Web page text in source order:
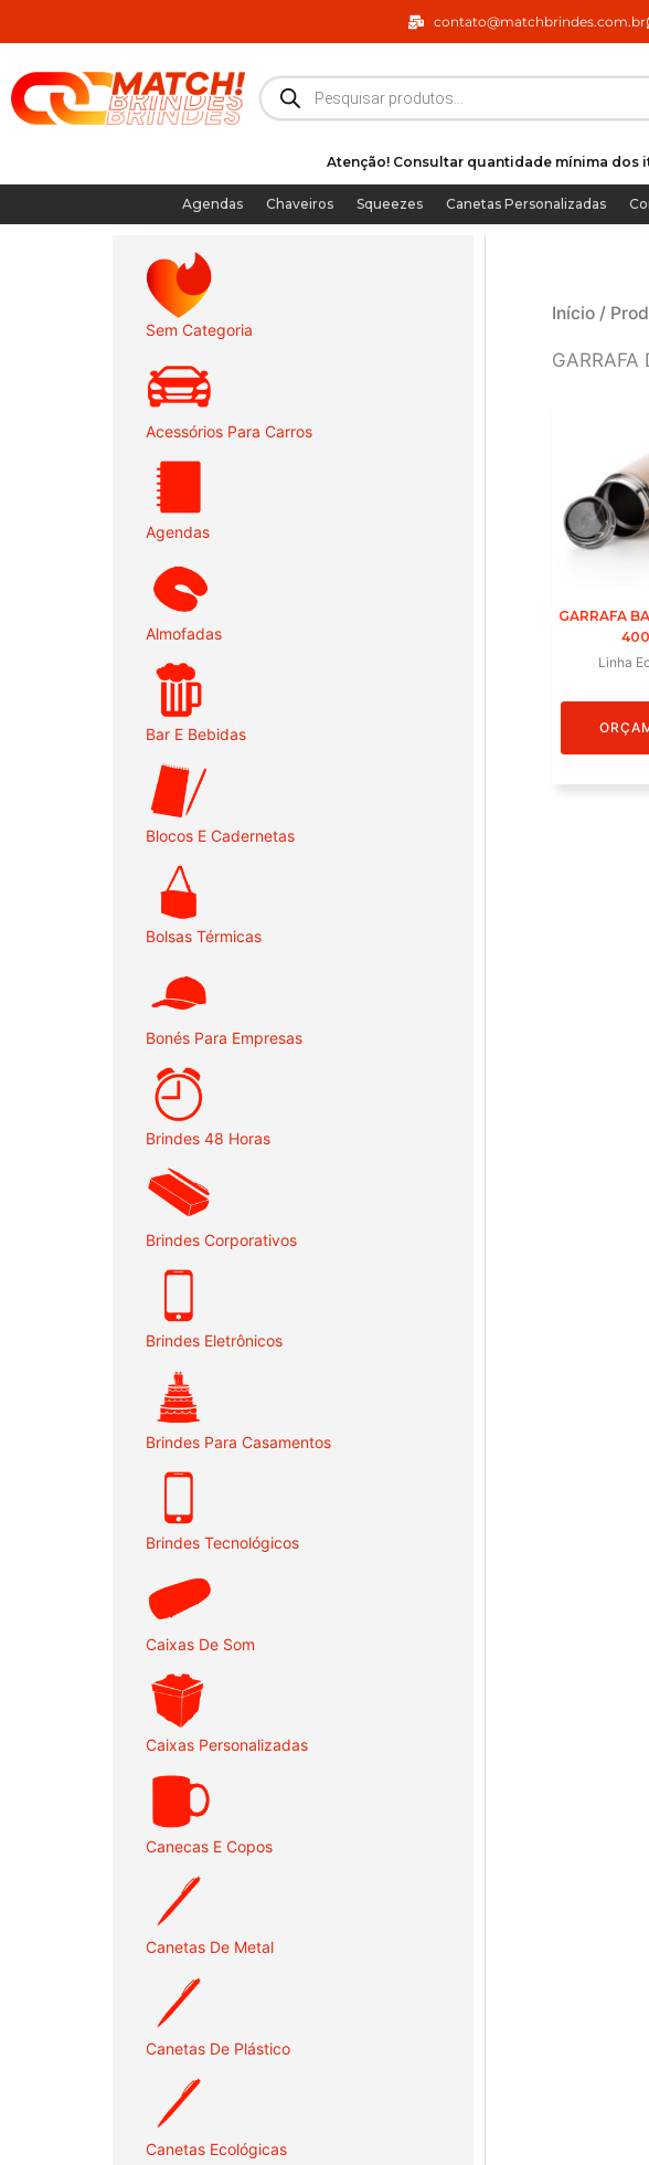
para
conteúdo
contato@matchbrindes.com.br
Pesquisar
produtos
Atenção! Consultar quantidade mínima dos
Agendas Chaveiros Squeezes Canetas Personalizadas
Sem Categoria
Acessórios Para Carros
Agendas
Almofadas
Bar E Bebidas
Blocos E Cadernetas
Bolsas Térmicas
Bonés Para Empresas
Brindes 48 Horas
Brindes Corporativos
Brindes Eletrônicos
Brindes Para Casamentos
Brindes Tecnológicos
Caixas De Som
Caixas Personalizadas
Canecas E Copos
Canetas De Metal
Canetas De Plástico
Canetas Ecológicas
Início /
GARRAFA
GARRAFA
Linha